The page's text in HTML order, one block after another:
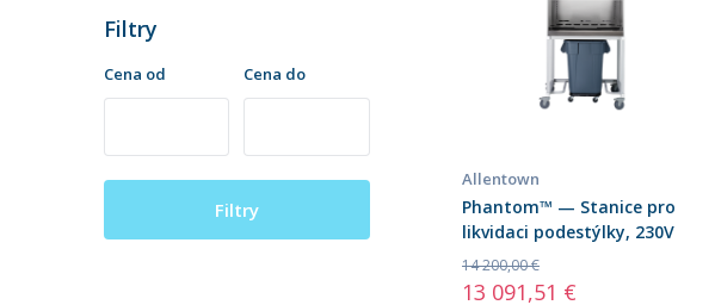
Filtry
Cena od Cena do
Filtry
Allentown
Phantom™ — Stanice pro
likvidaci podestýlky, 230V
14 200,00 €
13 091,51 €